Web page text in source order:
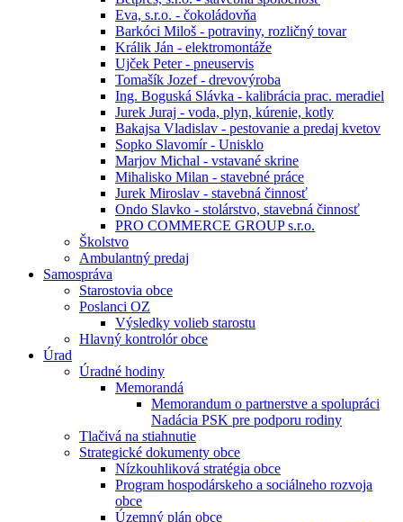
Eva, s.r.o. - čokoládovňa
Barkóci Miloš - potraviny, rozličný tovar
Králik Ján - elektromontáže
Ujček Peter - pneuservis
Tomašík Jozef - drevovýroba
Ing. Boguská Slávka - kalibrácia prac. meradiel
Jurek Juraj - voda, plyn, kúrenie, kotly
Bakajsa Vladislav - pestovanie a predaj kvetov
Sopko Slavomír - Unisklo
Marjov Michal - vstavané skrine
Mihalisko Milan - stavebné práce
Jurek Miroslav - stavebná činnosť
Ondo Slavko - stolárstvo, stavebná činnosť
PRO COMMERCE GROUP s.r.o.
Školstvo
Ambulantný predaj
Samospráva
Starostovia obce
Poslanci OZ
Výsledky volieb starostu
Hlavný kontrolór obce
Úrad
Úradné hodiny
Memorandá
Memorandum o partnerstve a spolupráci
Nadácia PSK pre podporu rodiny
Tlačivá na stiahnutie
Strategické dokumenty obce
Nízkouhliková stratégia obce
Program hospodárskeho a sociálneho rozvoja
obce
Územný plán obce